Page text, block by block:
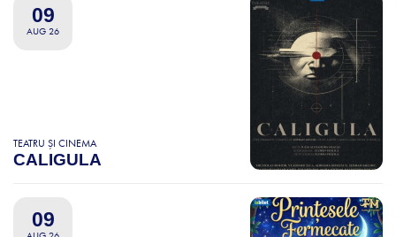
09
AUG 26
TEATRU ȘI CINEMA
CALIGULA
09